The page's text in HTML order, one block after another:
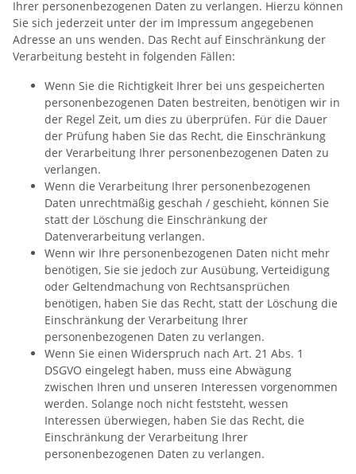
Ihrer personenbezogenen Daten zu verlangen. Hierzu können
Sie sich jederzeit unter der im Impressum angegebenen
Adresse an uns wenden. Das Recht auf Einschränkung der
Verarbeitung besteht in folgenden Fällen:
Wenn Sie die Richtigkeit Ihrer bei uns gespeicherten
personenbezogenen Daten bestreiten, benötigen wir in
der Regel Zeit, um dies zu überprüfen. Für die Dauer
der Prüfung haben Sie das Recht, die Einschränkung
der Verarbeitung Ihrer personenbezogenen Daten zu
verlangen.
Wenn die Verarbeitung Ihrer personenbezogenen
Daten unrechtmäßig geschah / geschieht, können Sie
statt der Löschung die Einschränkung der
Datenverarbeitung verlangen.
Wenn wir Ihre personenbezogenen Daten nicht mehr
benötigen, Sie sie jedoch zur Ausübung, Verteidigung
oder Geltendmachung von Rechtsansprüchen
benötigen, haben Sie das Recht, statt der Löschung die
Einschränkung der Verarbeitung Ihrer
personenbezogenen Daten zu verlangen.
Wenn Sie einen Widerspruch nach Art. 21 Abs. 1
DSGVO eingelegt haben, muss eine Abwägung
zwischen Ihren und unseren Interessen vorgenommen
werden. Solange noch nicht feststeht, wessen
Interessen überwiegen, haben Sie das Recht, die
Einschränkung der Verarbeitung Ihrer
personenbezogenen Daten zu verlangen.